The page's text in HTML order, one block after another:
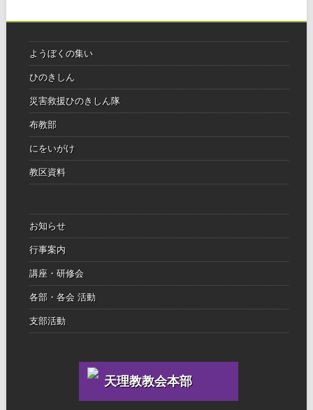
ようぼくの集い
ひのきしん
災害救援ひのきしん隊
布教部
にをいがけ
教区資料
お知らせ
行事案内
講座・研修会
各部・各会 活動
支部活動
天理教教会本部